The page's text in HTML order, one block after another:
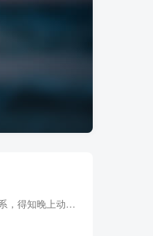
老王在硫酸厂干了十多年自然有关系，得知晚上动手，他当天下午搞来了几身工作服，晚上我们要都换上硫酸厂工作服。 老皮还在给动物园拉动物，下午两年多他给我拉来了50绳梯和轱辘车。 绳梯装麻袋...